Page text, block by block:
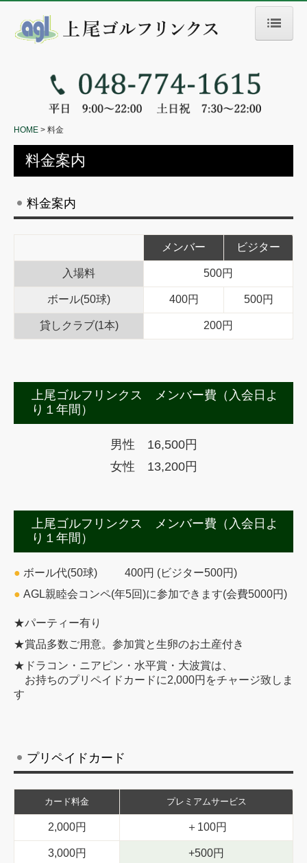
アクセス
料金
レッスン
コンペ・試打会情報
HOME 料金
料金案内
料金案内
メンバー ビジター
入場料 500円
ボール(50球) 400円 500円
貸しクラブ(1本) 200円
上尾ゴルフリンクス メンバー費（入会日よ
り１年間）
男性 16,500円
女性 13,200円
上尾ゴルフリンクス メンバー費（入会日よ
り１年間）
● ボール代(50球) 400円 (ビジター500円)
● AGL親睦会コンペ(年5回)に参加できます(会費5000円)
★パーティー有り
★賞品多数ご用意。参加賞と生卵のお土産付き
★ドラコン・ニアピン・水平賞・大波賞は、
お持ちのプリペイドカードに2,000円をチャージ致しま
す
プリペイドカード
カード料金 プレミアムサービス
2,000円 ＋100円
3,000円 +500円